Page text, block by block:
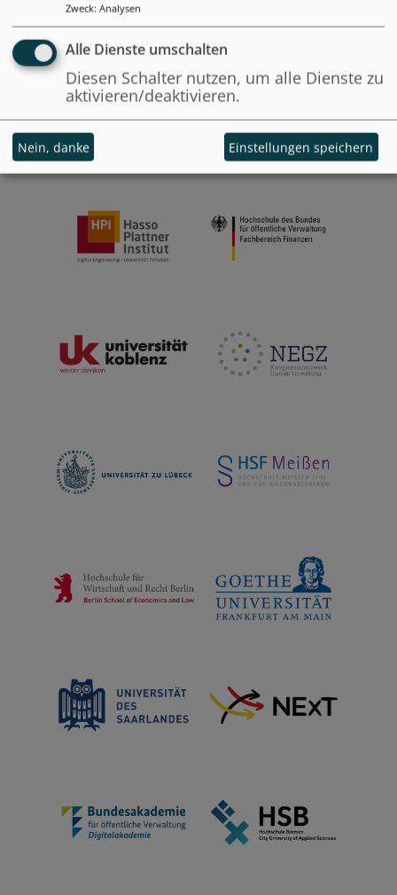
Zweck: Analysen
Alle Dienste umschalten
Diesen Schalter nutzen, um alle Dienste zu
aktivieren/deaktivieren.
Nein, danke Einstellungen speichern